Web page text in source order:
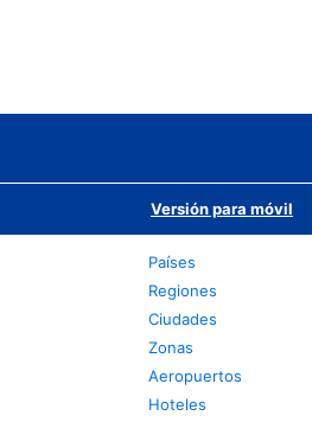
Versión para móvil
Países
Regiones
Ciudades
Zonas
Aeropuertos
Hoteles